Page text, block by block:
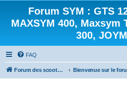
Forum SYM : GTS
MAXSYM 400, Maxsym
300,
FAQ
Forum des scooters SYM - GTS -MAXSYM - CRUISYM - JOYMAX - Maxsym TL